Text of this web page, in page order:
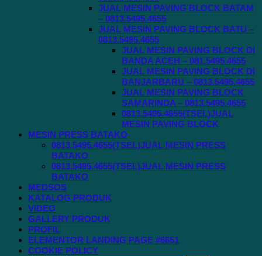
JUAL MESIN PAVING BLOCK BATAM
– 0813.5495.4655
JUAL MESIN PAVING BLOCK BATU –
0813.5495.4655
JUAL MESIN PAVING BLOCK DI
BANDA ACEH – 081.5495.4655
JUAL MESIN PAVING BLOCK DI
BANJARBARU – 0813.5495.4655
JUAL MESIN PAVING BLOCK
SAMARINDA – 0813.5495.4655
0813.5495.4655(TSEL)JUAL
MESIN PAVING BLOCK
MESIN PRESS BATAKO
0813.5495.4655(TSEL)JUAL MESIN PRESS
BATAKO
0813.5495.4655(TSEL)JUAL MESIN PRESS
BATAKO
MEDSOS
KATALOG PRODUK
VIDEO
GALLERY PRODUK
PROFIL
ELEMENTOR LANDING PAGE #6651
COOKIE POLICY